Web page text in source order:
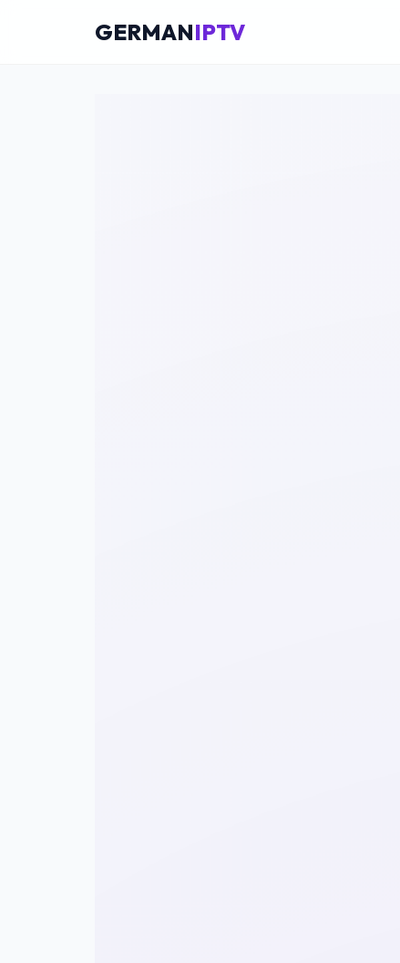
GERMANIPTV